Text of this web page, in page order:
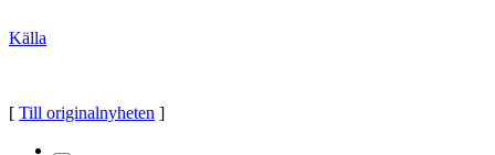
Källa
[ Till originalnyheten ]